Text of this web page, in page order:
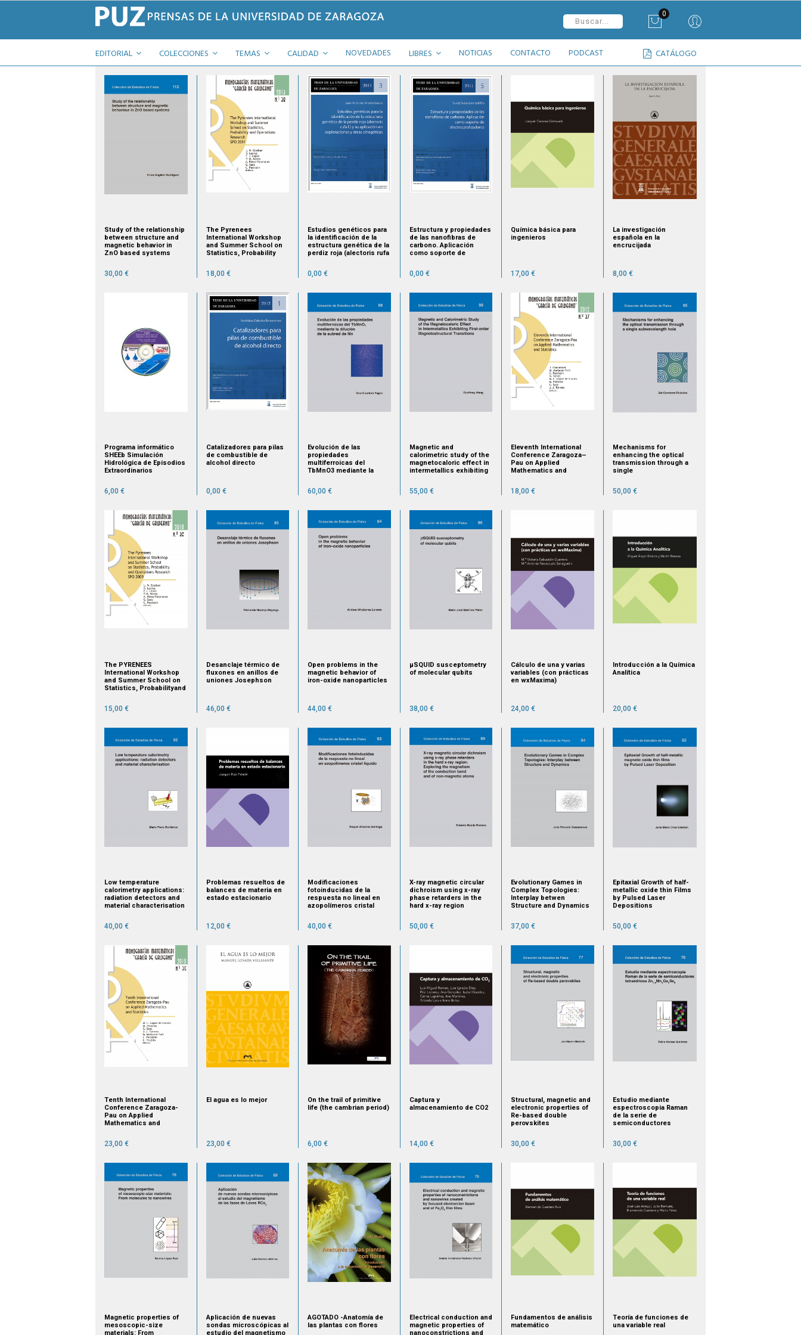
0
EDITORIAL COLECCIONES TEMAS CATÁLOGO
CALIDAD NOVEDADES LIBRES NOTICIAS CONTACTO PODCAST
Study of the relationship
between structure and
magnetic behavior in
ZnO based systems
30,00 €
The Pyrenees
International Workshop
and Summer School on
Statistics, Probability
18,00 €
Estudios genéticos para
la identificación de la
estructura genética de la
perdiz roja (alectoris rufa
0,00 €
Estructura y propiedades
de las nanofibras de
carbono. Aplicación
como soporte de
0,00 €
Química básica para
ingenieros
17,00 €
La investigación
española en la
encrucijada
8,00 €
Programa informático
SHEEb Simulación
Hidrológica de Episodios
Extraordinarios
6,00 €
Catalizadores para pilas
de combustible de
alcohol directo
0,00 €
Evolución de las
propiedades
multiferroicas del
TbMnO3 mediante la
60,00 €
Magnetic and
calorimetric study of the
magnetocaloric effect in
intermetallics exhibiting
55,00 €
Eleventh International
Conference Zaragoza–
Pau on Applied
Mathematics and
18,00 €
Mechanisms for
enhancing the optical
transmission through a
single
50,00 €
The PYRENEES
International Workshop
and Summer School on
Statistics, Probabilityand
15,00 €
Desanclaje térmico de
fluxones en anillos de
uniones Josephson
46,00 €
Open problems in the
magnetic behavior of
iron-oxide nanoparticles
44,00 €
μSQUID susceptometry
of molecular qubits
38,00 €
Cálculo de una y varias
variables (con prácticas
en wxMaxima)
24,00 €
Introducción a la Química
Analítica
20,00 €
Low temperature
calorimetry applications:
radiation detectors and
material characterisation
40,00 €
Problemas resueltos de
balances de materia en
estado estacionario
12,00 €
Modificaciones
fotoinducidas de la
respuesta no lineal en
azopolímeros cristal
40,00 €
X-ray magnetic circular
dichroism using x-ray
phase retarders in the
hard x-ray region
50,00 €
Evolutionary Games in
Complex Topologies:
Interplay betwen
Structure and Dynamics
37,00 €
Epitaxial Growth of half-
metallic oxide thin Films
by Pulsed Laser
Depositions
50,00 €
Tenth International
Conference Zaragoza-
Pau on Applied
Mathematics and
agotado
23,00 €
El agua es lo mejor
23,00 €
On the trail of primitive
life (the cambrian period)
6,00 €
Captura y
almacenamiento de CO2
14,00 €
Structural, magnetic and
electronic properties of
Re-based double
perovskites
30,00 €
Estudio mediante
espectroscopia Raman
de la serie de
semiconductores
30,00 €
Magnetic properties of
mesoscopic-size
materials: From
Aplicación de nuevas
sondas microscópicas al
estudio del magnetismo
AGOTADO -Anatomía de
las plantas con flores
Electrical conduction and
magnetic properties of
nanoconstrictions and
Fundamentos de análisis
matemático
Teoría de funciones de
una variable real